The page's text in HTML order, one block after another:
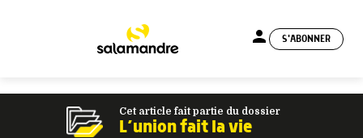
person S'ABONNER
Cet article fait partie du dossier
L’union fait la vie